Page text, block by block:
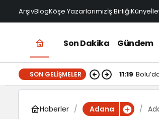
ArşivBlogKöşe Yazarlarımızİş BirliğiKünye
Son Dakika Gündem
SON GELIŞMELER 11:19
Haberler Adana